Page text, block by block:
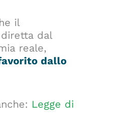
il
dal
reale,
dallo
Legge di